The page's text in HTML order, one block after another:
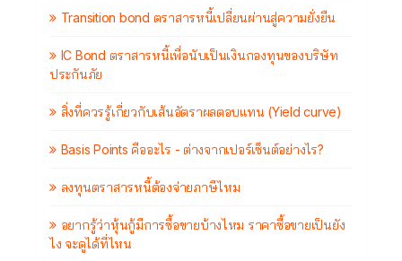
Transition bond ตราสารหนี้เปลี่ยนผ่านสู่ความยั่งยืน
IC Bond ตราสารหนี้เพื่อนับเป็นเงินกองทุนของบริษัท
ประกันภัย
สิ่งที่ควรรู้เกี่ยวกับเส้นอัตราผลตอบแทน (Yield curve)
Basis Points คืออะไร - ต่างจากเปอร์เซ็นต์อย่างไร?
ลงทุนตราสารหนี้ต้องจ่ายภาษีไหม
อยากรู้ว่าหุ้นกู้มีการซื้อขายบ้างไหม ราคาซื้อขายเป็นยัง
ไง จะดูได้ที่ไหน